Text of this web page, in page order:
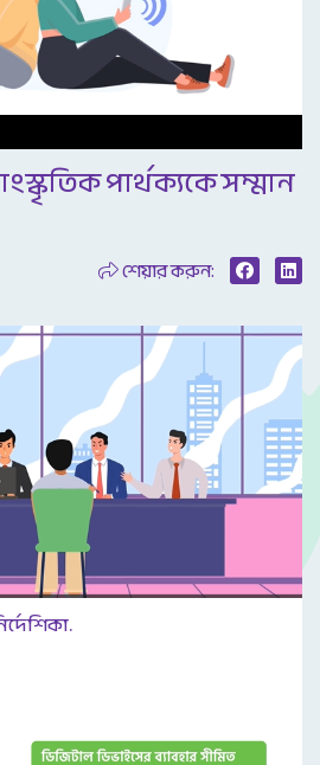
Video
পার্থক্যকে সম্মান
শেয়ার করুন: